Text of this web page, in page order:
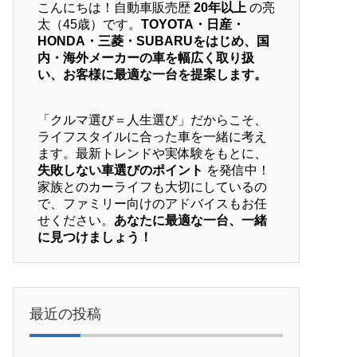
こんにちは！自動車販売歴 20年以上 の亮
太（45歳）です。 TOYOTA・日産・
HONDA・三菱・SUBARUをはじめ、国
内・海外メーカーの車を幅広く取り扱
い、お客様に最適な一台を提案します。
「クルマ選び＝人生選び」だからこそ、
ライフスタイルに合った車を一緒に考え
ます。最新トレンドや実体験をもとに、
失敗しない車選びのポイント を発信中！
家族とのカーライフも大切にしているの
で、ファミリー向けのアドバイスもお任
せください。 あなたに最適な一台、一緒
に見つけましょう！
最近の投稿